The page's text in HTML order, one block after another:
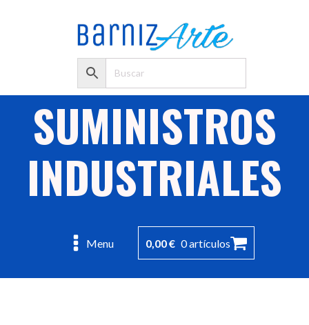
SUMINISTROS
INDUSTRIALES
Menu 0,00€ 0 artículos